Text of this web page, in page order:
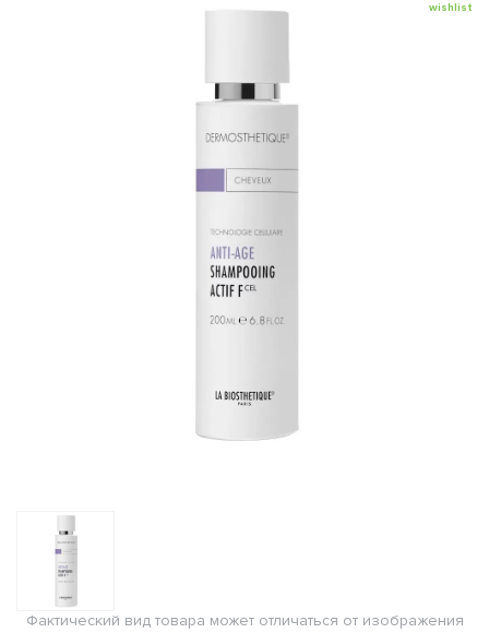
wishlist
Фактический вид товара может отличаться от изображения